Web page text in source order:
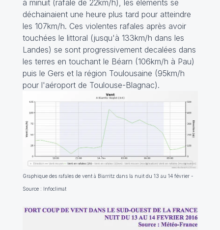
à minuit (rafale de 22km/h), les éléments se
déchainaient une heure plus tard pour atteindre
les 107km/h. Ces violentes rafales après avoir
touchées le littoral (jusqu'à 133km/h dans les
Landes) se sont progressivement decalées dans
les terres en touchant le Béarn (106km/h à Pau)
puis le Gers et la région Toulousaine (95km/h
pour l'aéroport de Toulouse-Blagnac).
Graphique des rafales de vent à Biarritz dans la nuit du 13 au 14 février -
Source : Infoclimat